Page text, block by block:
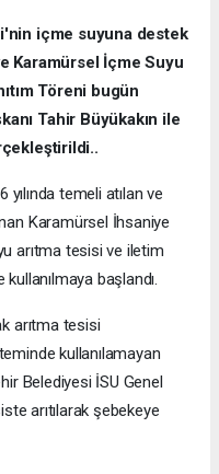
içme suyuna destek
Karamürsel İçme Suyu
Töreni bugün
Tahir Büyükakın ile
temeli atılan ve
Karamürsel İhsaniye
arıtma tesisi ve iletim
kullanılmaya başlandı.
arıtma tesisi
kullanılamayan
Belediyesi İSU Genel
arıtılarak şebekeye